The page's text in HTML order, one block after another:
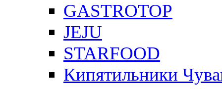
GASTROTOP
JEJU
STARFOOD
Кипятильники